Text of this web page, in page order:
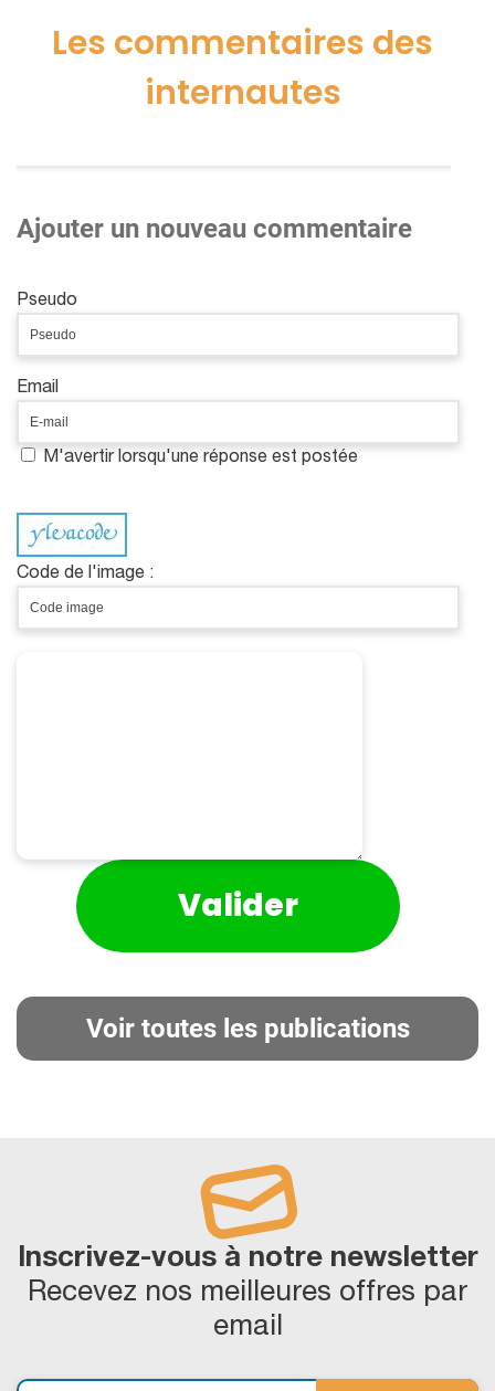
Les commentaires des
internautes
Ajouter un nouveau commentaire
Pseudo
Email
M'avertir lorsqu'une réponse est postée
Code de l'image :
Voir toutes les publications
Inscrivez-vous à notre newsletter
Recevez nos meilleures offres par
email